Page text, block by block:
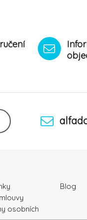
osobních
Blog